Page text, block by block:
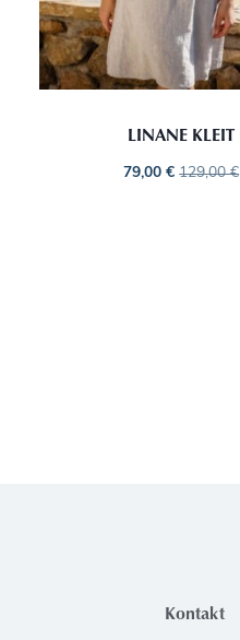
LINANE KLEIT
79,00€ 129,00€
Kontakt